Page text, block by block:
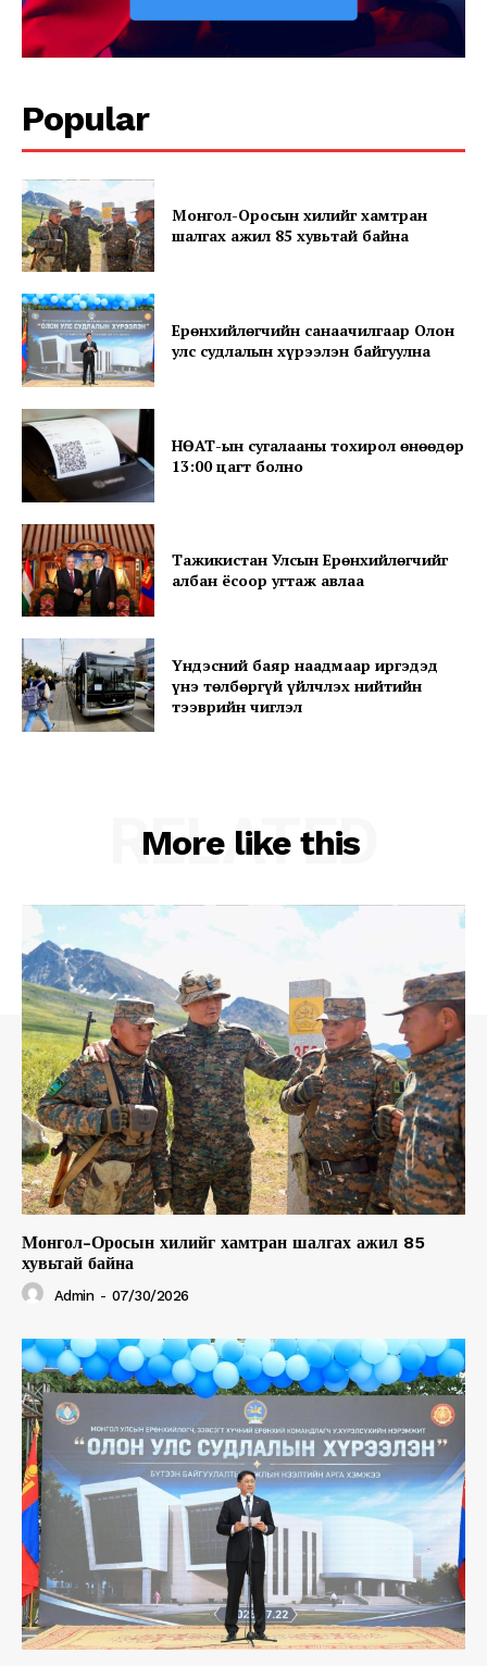
Company
About
Contact us
My account
Popular
Монгол-Оросын хилийг хамтран
шалгах ажил 85 хувьтай байна
Ерөнхийлөгчийн санаачилгаар Олон
улс судлалын хүрээлэн байгуулна
НӨАТ-ын сугалааны тохирол өнөөдөр
13:00 цагт болно
Тажикистан Улсын Ерөнхийлөгчийг
албан ёсоор угтаж авлаа
Үндэсний баяр наадмаар иргэдэд
үнэ төлбөргүй үйлчлэх нийтийн
тээврийн чиглэл
More like this
RELATED
Монгол-Оросын хилийг хамтран шалгах ажил 85
хувьтай байна
Admin - 07/30/2026